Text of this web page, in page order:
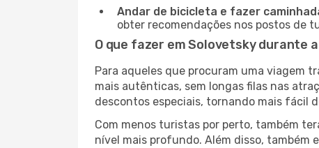
Andar de bicicleta e fazer
obter recomendações nos postos de
O que fazer em Solovetsky durante
Para aqueles que procuram uma viagem
mais autênticas, sem longas filas nas
descontos especiais, tornando mais fácil
Com menos turistas por perto, também
nível mais profundo. Além disso, também